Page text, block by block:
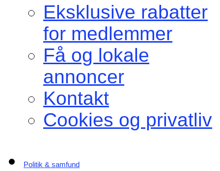
Eksklusive rabatter
for medlemmer
Få og lokale
annoncer
Kontakt
Cookies og privatliv
Politik & samfund